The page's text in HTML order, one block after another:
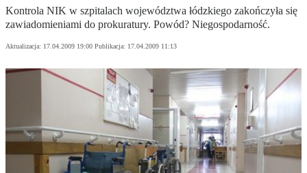
Kontrola NIK w szpitalach województwa łódzkiego zakończyła się
zawiadomieniami do prokuratury. Powód? Niegospodarność.
Aktualizacja: 17.04.2009 19:00 Publikacja: 17.04.2009 11:13